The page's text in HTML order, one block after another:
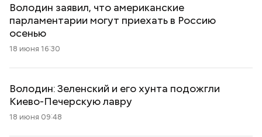
Володин заявил, что американские
парламентарии могут приехать в Россию
осенью
18 июня 16:30
Володин: Зеленский и его хунта подожгли
Киево-Печерскую лавру
18 июня 09:48